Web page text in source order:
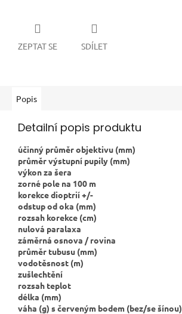
ZEPTAT SE SDÍLET
Popis
Detailní popis produktu
účinný průměr objektivu (mm)
průměr výstupní pupily (mm)
výkon za šera
zorné pole na 100 m
korekce dioptrií +/-
odstup od oka (mm)
rozsah korekce (cm)
nulová paralaxa
záměrná osnova / rovina
průměr tubusu (mm)
vodotěsnost (m)
zušlechtění
rozsah teplot
délka (mm)
váha (g) s červeným bodem (bez/se šínou)